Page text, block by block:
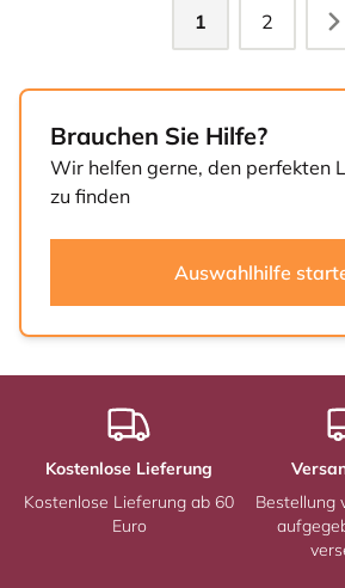
1 2
Brauchen Sie Hilfe?
Wir helfen gerne, den perfekten
zu finden
Auswahlhilfe
Kostenlose Lieferung
Kostenlose Lieferung ab 60
Euro
Bestellung